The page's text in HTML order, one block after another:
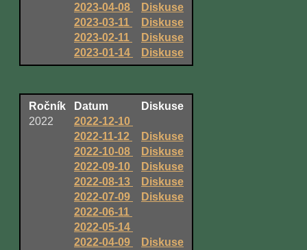
2023-04-08
Diskuse
2023-03-11
Diskuse
2023-02-11
Diskuse
2023-01-14
Diskuse
Ročník Datum
Diskuse
2022
2022-12-10
2022-11-12
Diskuse
2022-10-08
Diskuse
2022-09-10
Diskuse
2022-08-13
Diskuse
2022-07-09
Diskuse
2022-06-11
2022-05-14
2022-04-09
Diskuse